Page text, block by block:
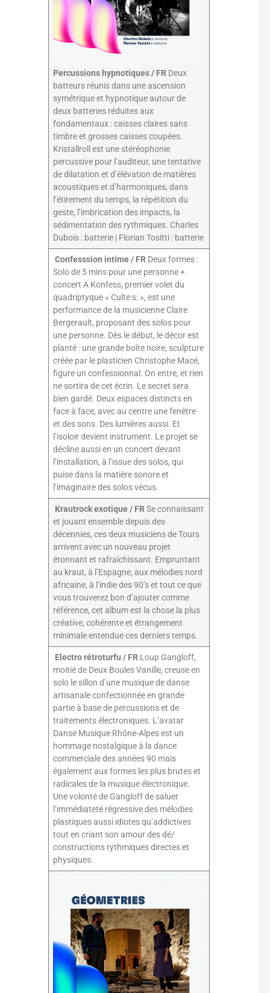
Percussions hypnotiques / FR Deux
batteurs réunis dans une ascension
symétrique et hypnotique autour de
deux batteries réduites aux
fondamentaux : caisses claires sans
timbre et grosses caisses coupées.
Kristallroll est une stéréophonie
percussive pour l’auditeur, une tentative
de dilatation et d’élévation de matières
acoustiques et d’harmoniques, dans
l’étirement du temps, la répétition du
geste, l’imbrication des impacts, la
sédimentation des rythmiques. Charles
Dubois : batterie | Florian Tositti : batterie
Confesssion intime / FR Deux formes :
Solo de 5 mins pour une personne +
concert A Konfess, premier volet du
quadriptyque « Culte:s: », est une
performance de la musicienne Claire
Bergerault, proposant des solos pour
une personne. Dès le début, le décor est
planté : une grande boîte noire, sculpture
créée par le plasticien Christophe Macé,
figure un confessionnal. On entre, et rien
ne sortira de cet écrin. Le secret sera
bien gardé. Deux espaces distincts en
face à face, avec au centre une fenêtre
et des sons. Des lumières aussi. Et
l’isoloir devient instrument. Le projet se
décline aussi en un concert devant
l’installation, à l’issue des solos, qui
puise dans la matière sonore et
l’imaginaire des solos vécus.
Krautrock exotique / FRSe connaissant
et jouant ensemble depuis des
décennies, ces deux musiciens de Tours
arrivent avec un nouveau projet
étonnant et rafraîchissant. Empruntant
au kraut, à l’Espagne, aux mélodies nord
africaine, à l’indie des 90’s et tout ce que
vous trouverez bon d’ajouter comme
référence, cet album est la chose la plus
créative, cohérente et étrangement
minimale entendue ces derniers temps.
Electro rétroturfu / FR Loup Gangloff,
moitié de Deux Boules Vanille, creuse en
solo le sillon d’une musique de danse
artisanale confectionnée en grande
partie à base de percussions et de
traitements électroniques. L’avatar
Danse Musique Rhône-Alpes est un
hommage nostalgique à la dance
commerciale des années 90 mais
également aux formes les plus brutes et
radicales de la musique électronique.
Une volonté de Gangloff de saluer
l’immédiateté régressive des mélodies
plastiques aussi idiotes qu’addictives
tout en criant son amour des dé/
constructions rythmiques directes et
physiques.